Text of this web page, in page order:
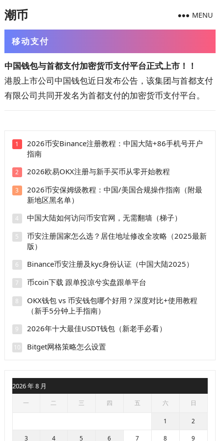
潮币 MENU
移动支付
中国钱包与首都支付加密货币支付平台正式上市！！
港股上市公司中国钱包近日发布公告，该集团与首都支付
有限公司共同开发名为首都支付的加密货币支付平台。
1
2026币安Binance注册教程：中国大陆+86手机号开户
指南
2 2026欧易OKX注册与新手买币从零开始教程
3
2026币安保姆级教程：中国/美国合规操作指南（附最
新地区黑名单）
4 中国大陆如何访问币安官网，无需翻墙（梯子）
5
币安注册国家怎么选？居住地址修改全攻略（2025最新
版）
6 Binance币安注册及kyc身份认证（中国大陆2025）
7 币coin下载 跟单投凉兮实盘跟单平台
8
OKX钱包 vs 币安钱包哪个好用？深度对比+使用教程
（新手5分钟上手指南）
9 2026年十大最佳USDT钱包（新老手必看）
10 Bitget网格策略怎么设置
2026 年 8 月
一 二 三 四 五 六 日
1 2
3 4 5 6 7 8 9